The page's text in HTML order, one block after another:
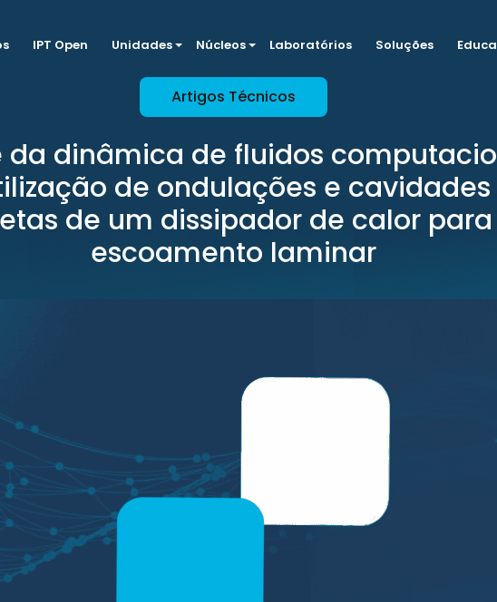
IPT Open Unidades Núcleos Laboratórios Soluções
Artigos Técnicos
da dinâmica de fluidos
de ondulações e cavidades
de um dissipador de calor para
escoamento laminar